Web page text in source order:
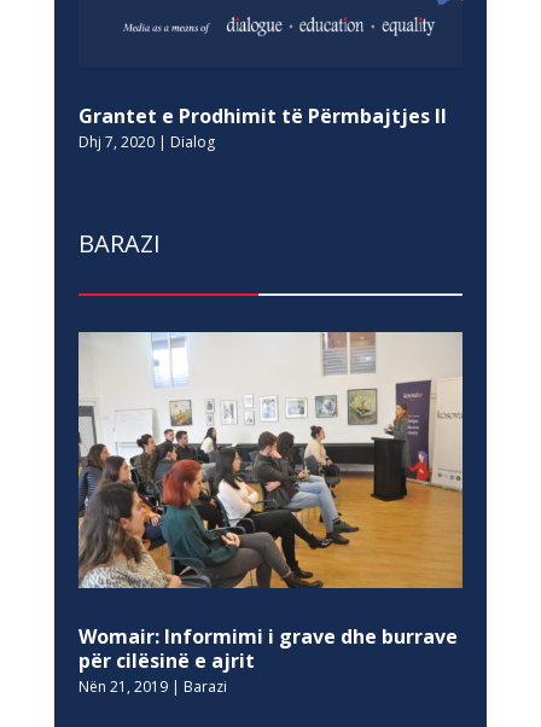
Grantet e Prodhimit të Përmbajtjes II
Dhj 7, 2020| Dialog
BARAZI
Womair: Informimi i grave dhe burrave
për cilësinë e ajrit
Nën 21, 2019| Barazi